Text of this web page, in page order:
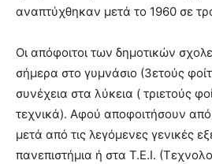
αναπτύχθηκαν μετά το 1960 σε
Οι απόφοιτοι των δημοτικών
σήμερα στο γυμνάσιο (3ετούς
συνέχεια στα λύκεια ( τριετούς
τεχνικά). Αφού αποφοιτήσουν από
μετά από τις λεγόμενες γενικές
πανεπιστήμια ή στα Τ.Ε.Ι.